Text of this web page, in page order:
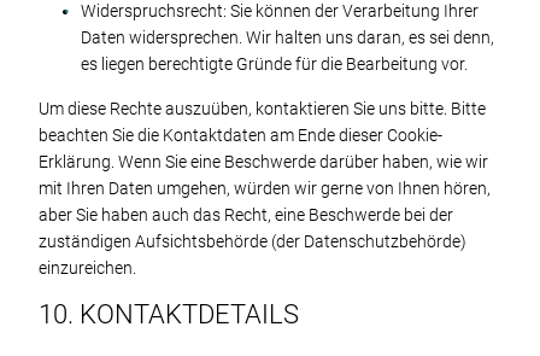
Widerspruchsrecht: Sie können der Verarbeitung Ihrer
Daten widersprechen. Wir halten uns daran, es sei denn,
es liegen berechtigte Gründe für die Bearbeitung vor.
Um diese Rechte auszuüben, kontaktieren Sie uns bitte. Bitte
beachten Sie die Kontaktdaten am Ende dieser Cookie-
Erklärung. Wenn Sie eine Beschwerde darüber haben, wie wir
mit Ihren Daten umgehen, würden wir gerne von Ihnen hören,
aber Sie haben auch das Recht, eine Beschwerde bei der
zuständigen Aufsichtsbehörde (der Datenschutzbehörde)
einzureichen.
10. KONTAKTDETAILS